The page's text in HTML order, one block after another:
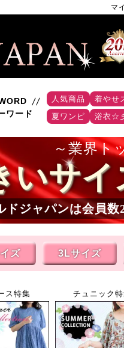
マ
ワード
人気商品 着やせ
夏ワンピ
浴衣☆
業界ト
いサ
ドジャパンは会員数
ズ 3Lサイズ
ス特集 チュニック